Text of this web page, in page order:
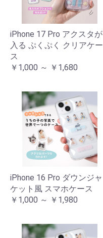
iPhone 17 Pro アクスタが
入る ぷくぷく クリアケー
ス
￥1,000 ～ ￥1,680
iPhone 16 Pro ダウンジャ
ケット風 スマホケース
￥1,000 ～ ￥1,980